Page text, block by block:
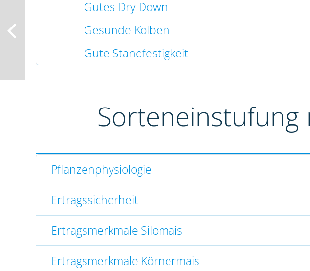
Gutes Dry Down
Gesunde Kolben
Gute Standfestigkeit
Sorteneinstufung
Pflanzenphysiologie
Ertragssicherheit
Ertragsmerkmale Silomais
Ertragsmerkmale Körnermais